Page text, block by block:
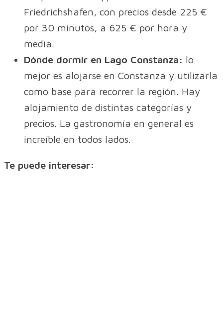
Friedrichshafen, con precios desde 225 €
por 30 minutos, a 625 € por hora y
media.
Dónde dormir en Lago Constanza: lo
mejor es alojarse en Constanza y utilizarla
como base para recorrer la región. Hay
alojamiento de distintas categorías y
precios. La gastronomía en general es
increíble en todos lados.
Te puede interesar: